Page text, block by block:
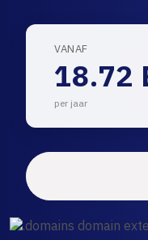
VANAF
18.72
per jaar